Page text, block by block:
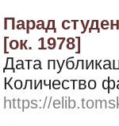
Парад
[ок. 1978]
Дата
Количество
https://